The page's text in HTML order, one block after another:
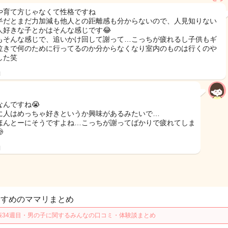
育て方じゃなくて性格ですね
だとまだ力加減も他人との距離感も分からないので、人見知りない
好きな子とかはそんな感じです😂
そんな感じで、追いかけ回して謝って…こっちが疲れるし子供もギ
きで何のために行ってるのか分からなくなり室内のものは行くのや
た笑
んですね😭
人はめっちゃ好きというか興味があるみたいで…
んとーにそうですよね…こっちが謝ってばかりで疲れてしま
めのママリまとめ
34週目・男の子に関するみんなの口コミ・体験談まとめ